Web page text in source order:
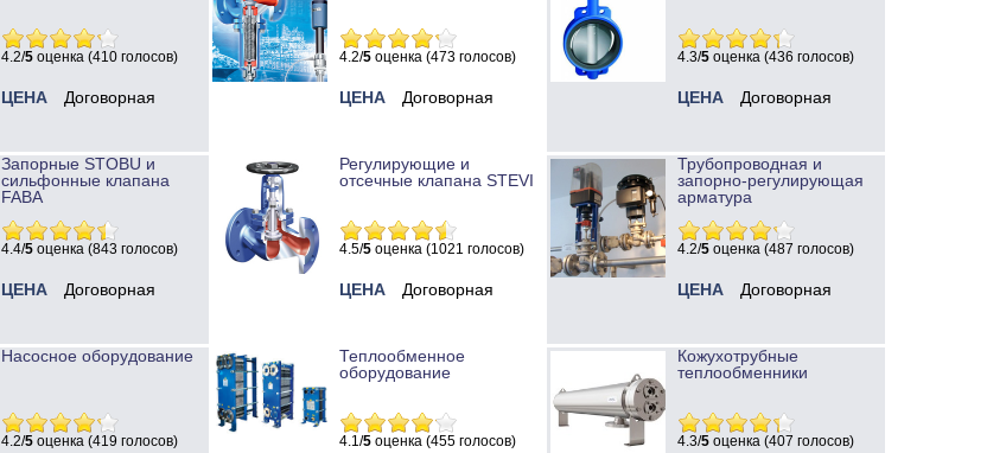
4.2/5 оценка (410 голосов)
ЦЕНА Договорная
4.2/5 оценка (473 голосов)
ЦЕНА Договорная
4.3/5 оценка (436 голосов)
ЦЕНА Договорная
Запорные STOBU и
сильфонные клапана
FABA
4.4/5 оценка (843 голосов)
ЦЕНА Договорная
Регулирующие и
отсечные клапана STEVI
4.5/5 оценка (1021 голосов)
ЦЕНА Договорная
Трубопроводная и
запорно-регулирующая
арматура
4.2/5 оценка (487 голосов)
ЦЕНА Договорная
Насосное оборудование
4.2/5 оценка (419 голосов)
Теплообменное
оборудование
4.1/5 оценка (455 голосов)
Кожухотрубные
теплообменники
4.3/5 оценка (407 голосов)